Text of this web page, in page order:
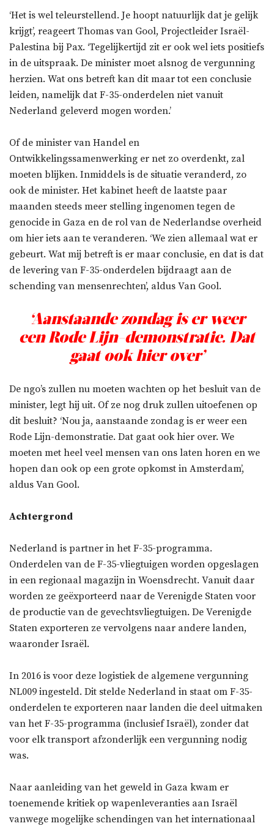
‘Het is wel teleurstellend. Je hoopt natuurlijk dat je gelijk
krijgt’, reageert Thomas van Gool, Projectleider Israël-
Palestina bij Pax. ‘Tegelijkertijd zit er ook wel iets positiefs
in de uitspraak. De minister moet alsnog de vergunning
herzien. Wat ons betreft kan dit maar tot een conclusie
leiden, namelijk dat F-35-onderdelen niet vanuit
Nederland geleverd mogen worden.’
Of de minister van Handel en
Ontwikkelingssamenwerking er net zo overdenkt, zal
moeten blijken. Inmiddels is de situatie veranderd, zo
ook de minister. Het kabinet heeft de laatste paar
maanden steeds meer stelling ingenomen tegen de
genocide in Gaza en de rol van de Nederlandse overheid
om hier iets aan te veranderen. ‘We zien allemaal wat er
gebeurt. Wat mij betreft is er maar conclusie, en dat is dat
de levering van F-35-onderdelen bijdraagt aan de
schending van mensenrechten’, aldus Van Gool.
‘Aanstaande zondag is er weer
een Rode Lijn-demonstratie. Dat
gaat ook hier over’
De ngo’s zullen nu moeten wachten op het besluit van de
minister, legt hij uit. Of ze nog druk zullen uitoefenen op
dit besluit? ‘Nou ja, aanstaande zondag is er weer een
Rode Lijn-demonstratie. Dat gaat ook hier over. We
moeten met heel veel mensen van ons laten horen en we
hopen dan ook op een grote opkomst in Amsterdam’,
aldus Van Gool.
Achtergrond
Nederland is partner in het F-35-programma.
Onderdelen van de F-35-vliegtuigen worden opgeslagen
in een regionaal magazijn in Woensdrecht. Vanuit daar
worden ze geëxporteerd naar de Verenigde Staten voor
de productie van de gevechtsvliegtuigen. De Verenigde
Staten exporteren ze vervolgens naar andere landen,
waaronder Israël.
In 2016 is voor deze logistiek de algemene vergunning
NL009 ingesteld. Dit stelde Nederland in staat om F-35-
onderdelen te exporteren naar landen die deel uitmaken
van het F-35-programma (inclusief Israël), zonder dat
voor elk transport afzonderlijk een vergunning nodig
was.
Naar aanleiding van het geweld in Gaza kwam er
toenemende kritiek op wapenleveranties aan Israël
vanwege mogelijke schendingen van het internationaal